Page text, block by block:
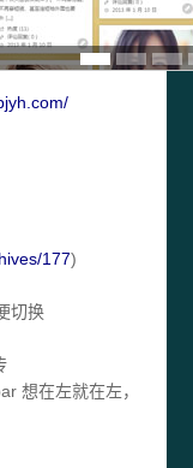
177)
切换
想在左就在左，